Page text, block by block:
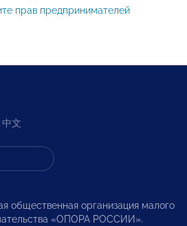
прав предпринимателей
中文
общественная организация малого
«ОПОРА РОССИИ».